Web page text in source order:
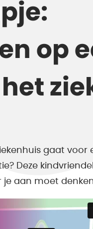
op
gaat voor
Deze
aan moet